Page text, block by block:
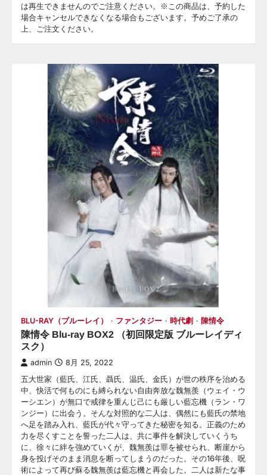
は再生できませんのでご注意ください。※この商品は、予約した
場合キャンセルできなくなる場合もございます。予めご了承の
上、ご注文ください。
BLU-RAY（ブルーレイ） ファンタジー 時代劇 陳情令
陳情令 Blu-ray BOX2 （初回限定版 ブルーレイディ
スク）
admin 8月 25, 2022
五大世家（藍氏、江氏、聶氏、温氏、金氏）が世の秩序を治める
中、快活で何ものにも縛られない自由奔放な魏無羨（ウェイ・ウ
ーシエン）が無口で戒律を重んじ己にも厳しい藍忘機（ラン・ワ
ンジー）に出会う。そんな対照的な二人は、偶然にも藍氏の禁地
へ足を踏み入れ、藍氏が代々守ってきた秘密を知る。正義のため
力を尽くすことを誓った二人は、共に事件を解決していくうち
に、徐々に絆を強めていくが、魏無羨は罪を被せられ、断崖から
身を投げそのまま消息を断ってしまうのだった。その16年後、呪
術によって再び蘇る魏無羨は藍忘機と再会した。二人は新たな事